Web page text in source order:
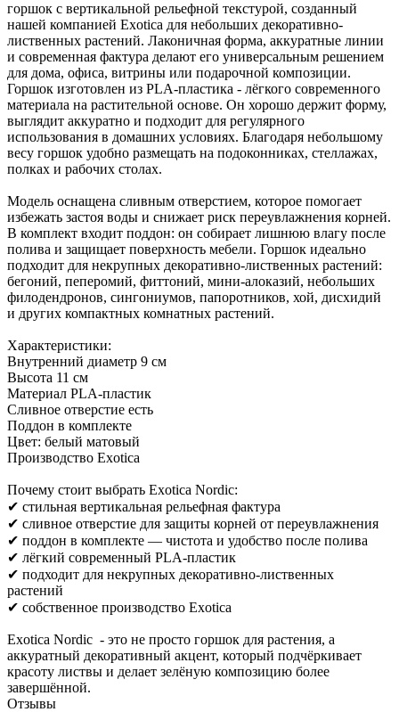
горшок с вертикальной рельефной текстурой, созданный
нашей компанией Exotica для небольших декоративно-
лиственных растений. Лаконичная форма, аккуратные линии
и современная фактура делают его универсальным решением
для дома, офиса, витрины или подарочной композиции.
Горшок изготовлен из PLA-пластика - лёгкого современного
материала на растительной основе. Он хорошо держит форму,
выглядит аккуратно и подходит для регулярного
использования в домашних условиях. Благодаря небольшому
весу горшок удобно размещать на подоконниках, стеллажах,
полках и рабочих столах.
Модель оснащена сливным отверстием, которое помогает
избежать застоя воды и снижает риск переувлажнения корней.
В комплект входит поддон: он собирает лишнюю влагу после
полива и защищает поверхность мебели. Горшок идеально
подходит для некрупных декоративно-лиственных растений:
бегоний, пеперомий, фиттоний, мини-алоказий, небольших
филодендронов, сингониумов, папоротников, хой, дисхидий
и других компактных комнатных растений.
Характеристики:
Внутренний диаметр 9 см
Высота 11 см
Материал PLA-пластик
Сливное отверстие есть
Поддон в комплекте
Цвет: белый матовый
Производство Exotica
Почему стоит выбрать Exotica Nordic:
✔ стильная вертикальная рельефная фактура
✔ сливное отверстие для защиты корней от переувлажнения
✔ поддон в комплекте — чистота и удобство после полива
✔ лёгкий современный PLA-пластик
✔ подходит для некрупных декоративно-лиственных
растений
✔ собственное производство Exotica
Exotica Nordic - это не просто горшок для растения, а
аккуратный декоративный акцент, который подчёркивает
красоту листвы и делает зелёную композицию более
завершённой.
Отзывы